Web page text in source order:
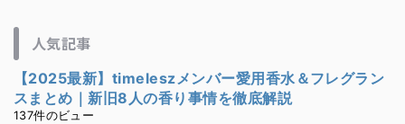
人気記事
【2025最新】timeleszメンバー愛用香水＆フレグラン
スまとめ｜新旧8人の香り事情を徹底解説
137件のビュー